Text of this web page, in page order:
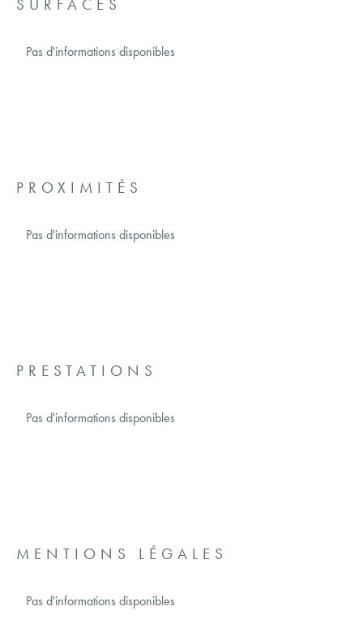
SURFACES
Pas d'informations disponibles
PROXIMITÉS
Pas d'informations disponibles
PRESTATIONS
Pas d'informations disponibles
MENTIONS LÉGALES
Pas d'informations disponibles